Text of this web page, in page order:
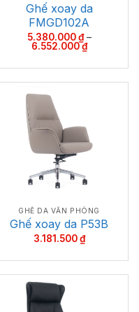
Ghế xoay da
FMGD102A
5.380.000₫ –
6.552.000₫Khoảng
giá:
đến
GHẾ DA VĂN PHÒNG
Ghế xoay da P53B
3.181.500₫